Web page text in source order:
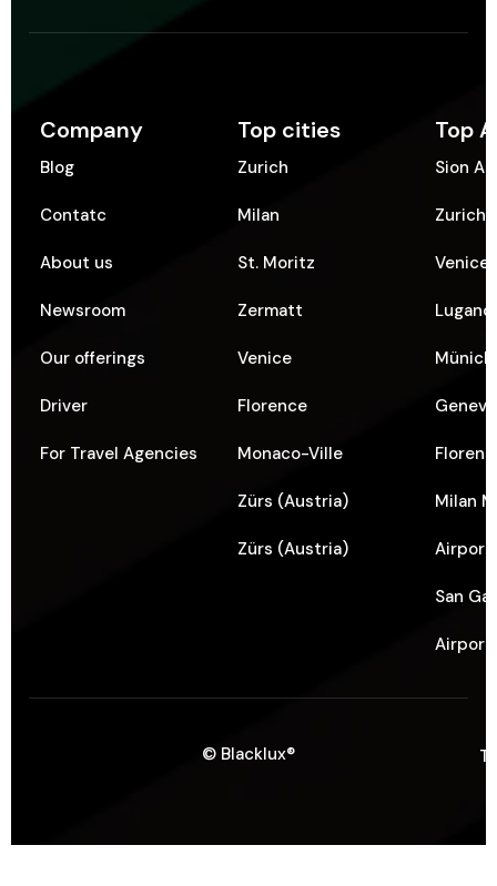
Company
Blog
Contatc
About us
Newsroom
Our offerings
Driver
For Travel Agencies
Top cities
Zurich
Milan
St. Moritz
Zermatt
Venice
Florence
Monaco-Ville
Zürs (Austria)
Zürs (Austria)
Top
Sion
Zurich
Venice
Milan
Airport
San
Airport
© Blacklux®